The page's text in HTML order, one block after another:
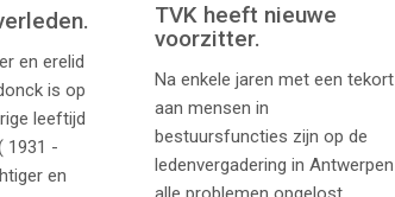
en erelid
is op
leeftijd
1931 -
en
TVK heeft nieuwe
voorzitter.
Na enkele jaren met een tekort
aan mensen in
bestuursfuncties zijn op de
ledenvergadering in Antwerpen